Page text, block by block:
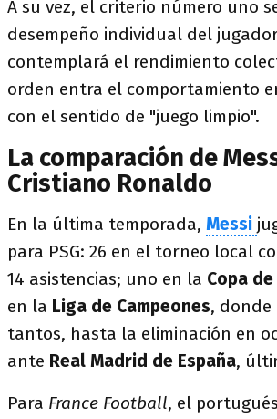
A su vez, el criterio número uno
desempeño individual del
contemplará el rendimiento
orden entra el comportamiento
con el sentido de "juego limpio".
La comparación de
Cristiano Ronaldo
En la última temporada, Messi
para PSG: 26 en el torneo local
14 asistencias; uno en la Copa
en la Liga de Campeones, donde
tantos, hasta la eliminación en
ante Real Madrid de España,
Para France Football, el portugués